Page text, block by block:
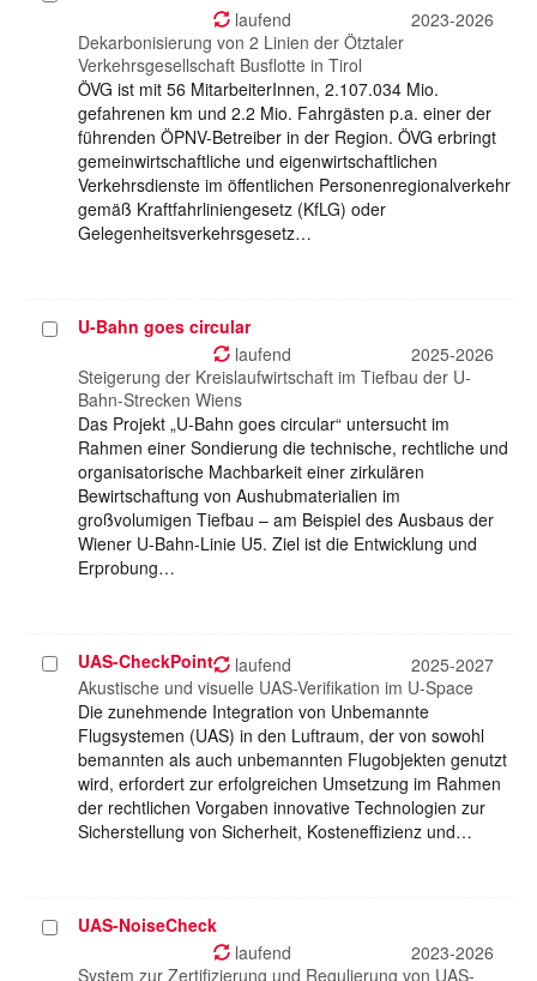
laufend
2023-2026
Dekarbonisierung von 2 Linien der Ötztaler
Verkehrsgesellschaft Busflotte in Tirol
ÖVG ist mit 56 MitarbeiterInnen, 2.107.034 Mio.
gefahrenen km und 2.2 Mio. Fahrgästen p.a. einer der
führenden ÖPNV-Betreiber in der Region. ÖVG erbringt
gemeinwirtschaftliche und eigenwirtschaftlichen
Verkehrsdienste im öffentlichen Personenregionalverkehr
gemäß Kraftfahrliniengesetz (KfLG) oder
Gelegenheitsverkehrsgesetz…
ProjektU-Bahn goes circular
laufend
2025-2026
Steigerung der Kreislaufwirtschaft im Tiefbau der U-
Bahn-Strecken Wiens
Das Projekt „U-Bahn goes circular“ untersucht im
Rahmen einer Sondierung die technische, rechtliche und
organisatorische Machbarkeit einer zirkulären
Bewirtschaftung von Aushubmaterialien im
großvolumigen Tiefbau – am Beispiel des Ausbaus der
Wiener U-Bahn-Linie U5. Ziel ist die Entwicklung und
Erprobung…
Projekt
auswählen
UAS-CheckPoint laufend
2025-2027
Akustische und visuelle UAS-Verifikation im U-Space
Die zunehmende Integration von Unbemannte
Flugsystemen (UAS) in den Luftraum, der von sowohl
bemannten als auch unbemannten Flugobjekten genutzt
wird, erfordert zur erfolgreichen Umsetzung im Rahmen
der rechtlichen Vorgaben innovative Technologien zur
Sicherstellung von Sicherheit, Kosteneffizienz und…
ProjektUAS-NoiseCheck
laufend
2023-2026
System zur Zertifizierung und Regulierung von UAS-